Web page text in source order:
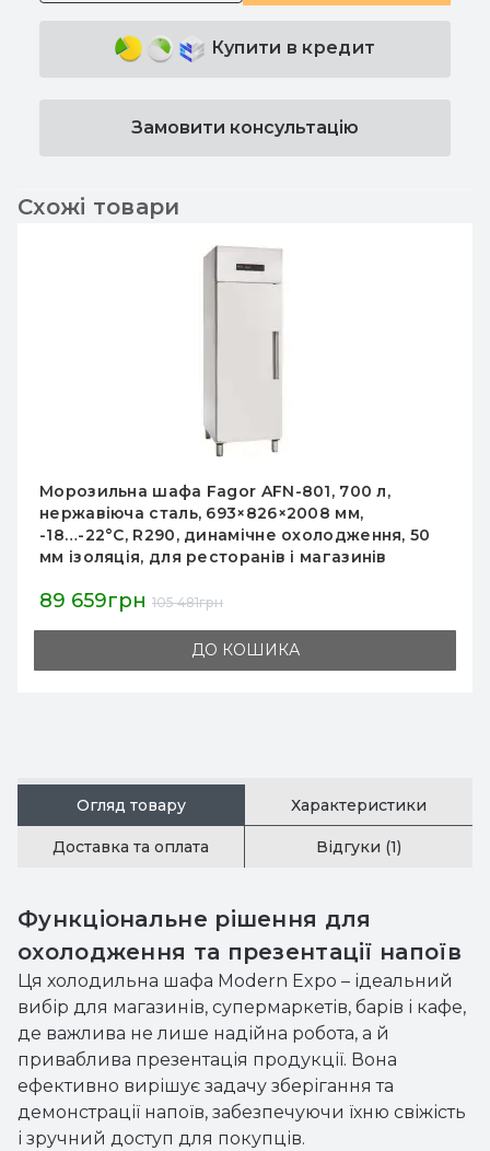
Купити в кредит
Замовити консультацію
Схожі товари
Холодильна шафа Fagor AFP-1602, 1400 л,
нерж. сталь, R290, динамічне охолодження,
-2…+8°C, 1388×826×2008 мм, кл.4, для
професійної кухні
119 691грн 140 813грн
ДО КОШИКА
Огляд товару Характеристики
Доставка та оплата Відгуки (1)
Функціональне рішення для
охолодження та презентації напоїв
Ця холодильна шафа Modern Expo – ідеальний
вибір для магазинів, супермаркетів, барів і кафе,
де важлива не лише надійна робота, а й
приваблива презентація продукції. Вона
ефективно вирішує задачу зберігання та
демонстрації напоїв, забезпечуючи їхню свіжість
і зручний доступ для покупців.